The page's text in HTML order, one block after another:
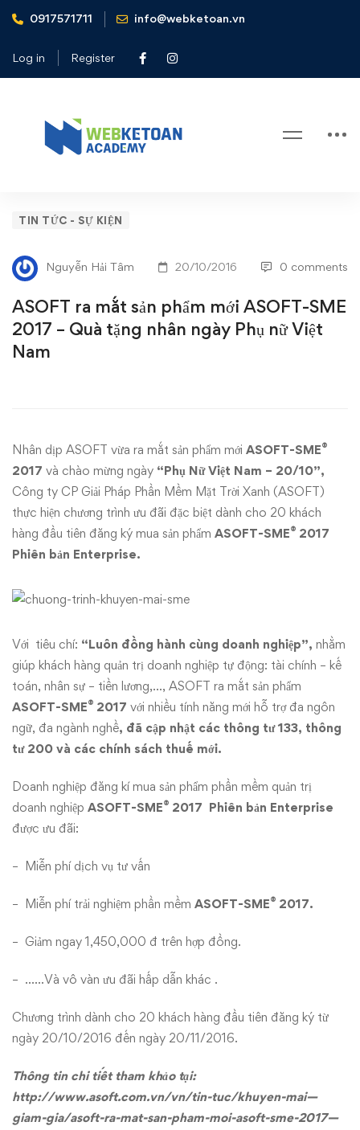
0917571711 info@webketoan.vn
Log in Register
Home
Tin tức - Sự kiện
nhân ngày Phụ nữ Việt Nam
ASOFT
ra
mắt
sản
phẩm
ASOFT-
SME
2017
–
Quà
tặng
nhân
ngày
Phụ
nữ
Việt
Nam
TIN TỨC - SỰ KIỆN
Nguyễn Hải Tâm 20/10/2016 0 comments
ASOFT ra mắt sản phẩm mới ASOFT-SME
2017 – Quà tặng nhân ngày Phụ nữ Việt
Nam
Nhân dịp ASOFT vừa ra mắt sản phẩm mới ASOFT-SME®
2017 và chào mừng ngày “Phụ Nữ Việt Nam – 20/10”,
Công ty CP Giải Pháp Phần Mềm Mặt Trời Xanh (ASOFT)
thực hiện chương trình ưu đãi đặc biệt dành cho 20 khách
hàng đầu tiên đăng ký mua sản phẩm ASOFT-SME® 2017
Phiên bản Enterprise.
Với tiêu chí: “Luôn đồng hành cùng doanh nghiệp”, nhằm
giúp khách hàng quản trị doanh nghiệp tự động: tài chính – kế
toán, nhân sự – tiền lương,…, ASOFT ra mắt sản phẩm
ASOFT-SME® 2017 với nhiều tính năng mới hỗ trợ đa ngôn
ngữ, đa ngành nghề, đã cập nhật các thông tư 133, thông
tư 200 và các chính sách thuế mới.
Doanh nghiệp đăng kí mua sản phẩm phần mềm quản trị
doanh nghiệp ASOFT-SME® 2017 Phiên bản Enterprise
được ưu đãi:
– Miễn phí dịch vụ tư vấn
– Miễn phí trải nghiệm phần mềm ASOFT-SME® 2017.
– Giảm ngay 1,450,000 đ trên hợp đồng.
– ……Và vô vàn ưu đãi hấp dẫn khác .
Chương trình dành cho 20 khách hàng đầu tiên đăng ký từ
ngày 20/10/2016 đến ngày 20/11/2016.
Thông tin chi tiết tham khảo tại:
http://www.asoft.com.vn/vn/tin-tuc/khuyen-mai—
giam-gia/asoft-ra-mat-san-pham-moi-asoft-sme-2017—